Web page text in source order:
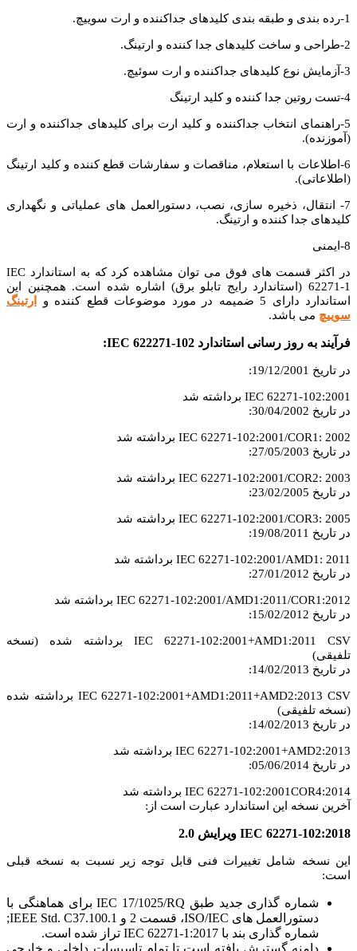
1-رده بندی و طبقه بندی کلیدهای جداکننده و ارت سوییچ.
2-طراحی و ساخت کلیدهای جدا کننده و ارتینگ.
3-آزمایش نوع کلیدهای جداکننده و ارت سوئیچ.
4-تست روتین جدا کننده و کلید ارتینگ
5-راهنمای انتخاب جداکننده و کلید ارت برای کلیدهای جداکننده و ارت
(آموزنده).
6-اطلاعات با استعلام، مناقصات و سفارشات قطع کننده و کلید ارتینگ
(اطلاعاتی).
7- انتقال، ذخیره سازی، نصب، دستورالعمل های عملیاتی و نگهداری
کلیدهای جدا کننده و ارتینگ.
8-ایمنی
در اکثر قسمت های فوق می توان مشاهده کرد که به استاندارد IEC
62271-1 (استاندارد رایج تابلو برق) اشاره شده است.
همچنین این
استاندارد دارای 5 ضمیمه در مورد موضوعات قطع کننده و
ارتینگ
سوییچ می باشد.
فرآیند به روز رسانی استاندارد IEC 622271-102:
در تاریخ 19/12/2001:
IEC 62271-102:2001 برداشته شد
در تاریخ 30/04/2002:
IEC 62271-102:2001/COR1: 2002 برداشته شد
در تاریخ 27/05/2003:
IEC 62271-102:2001/COR2: 2003 برداشته شد
در تاریخ 23/02/2005:
IEC 62271-102:2001/COR3: 2005 برداشته شد
در تاریخ 19/08/2011:
IEC 62271-102:2001/AMD1: 2011 برداشته شد
در تاریخ 27/01/2012:
IEC 62271-102:2001/AMD1:2011/COR1:2012 برداشته شد
در تاریخ 15/02/2012:
IEC 62271-102:2001+AMD1:2011 CSV برداشته شده (نسخه
تلفیقی)
در تاریخ 14/02/2013:
IEC 62271-102:2001+AMD1:2011+AMD2:2013 CSV برداشته شده
(نسخه تلفیقی)
در تاریخ 14/02/2013:
IEC 62271-102:2001+AMD2:2013 برداشته شد
در تاریخ 05/06/2014:
IEC 62271-102:2001COR4:2014 برداشته شد
آخرین نسخه این استاندارد عبارت است از:
IEC 62271-102:2018 ویرایش 2.0
این نسخه شامل تغییرات فنی قابل توجه زیر نسبت به نسخه قبلی
است:
شماره گذاری جدید طبق IEC 17/1025/RQ برای هماهنگی با
دستورالعمل های ISO/IEC، قسمت 2 و IEEE Std. C37.100.1;
شماره گذاری بند با IEC 62271-1:2017 تراز شده است.